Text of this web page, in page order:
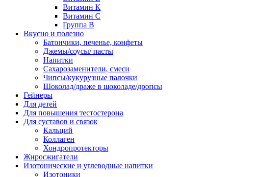
Витамин К
Витамин С
Группа В
Вкусно и полезно
Батончики, печенье, конфеты
Джемы/соусы/ пасты
Напитки
Сахарозаменители, смеси
Чипсы/кукурузные палочки
Шоколад/драже в шоколаде/дропсы
Гейнеры
Для детей
Для повышения тестостерона
Для суставов и связок
Кальций
Коллаген
Хондропротекторы
Жиросжигатели
Изотонические и углеводные напитки
Изотоники